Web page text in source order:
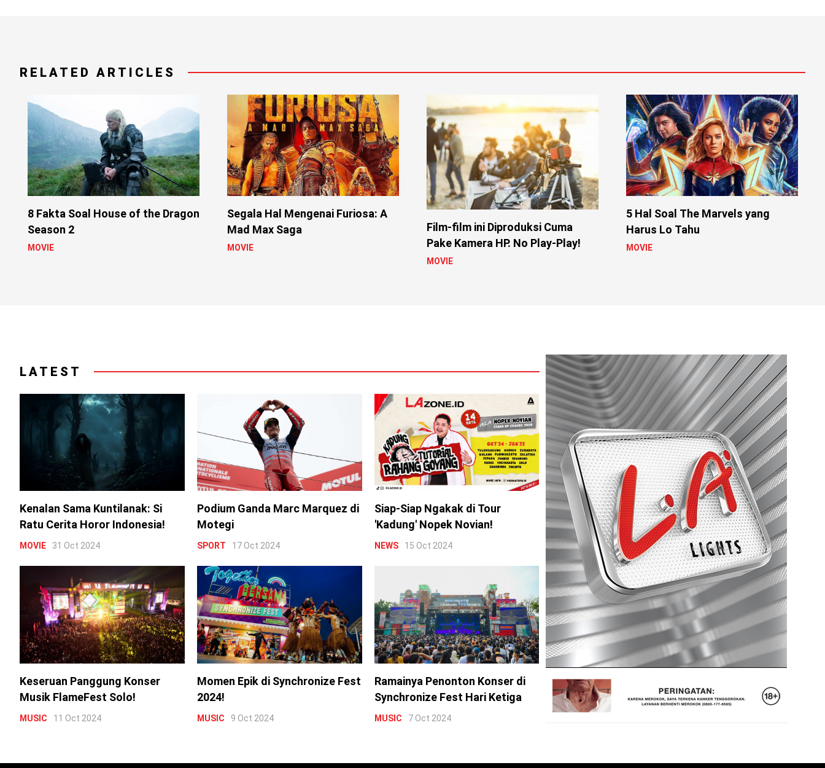
RELATED ARTICLES
8 Fakta Soal House of the Dragon
Season 2
MOVIE
Segala Hal Mengenai Furiosa: A
Mad Max Saga
MOVIE
Film-film ini Diproduksi Cuma
Pake Kamera HP. No Play-Play!
MOVIE
5 Hal Soal The Marvels yang
Harus Lo Tahu
MOVIE
LATEST
Kenalan Sama Kuntilanak: Si
Ratu Cerita Horor Indonesia!
MOVIE 31 Oct 2024
Podium Ganda Marc Marquez di
Motegi
SPORT 17 Oct 2024
Siap-Siap Ngakak di Tour
'Kadung' Nopek Novian!
NEWS 15 Oct 2024
Keseruan Panggung Konser
Musik FlameFest Solo!
MUSIC 11 Oct 2024
Momen Epik di Synchronize Fest
2024!
MUSIC 9 Oct 2024
Ramainya Penonton Konser di
Synchronize Fest Hari Ketiga
MUSIC 7 Oct 2024